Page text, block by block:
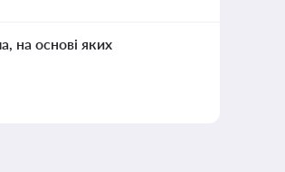
на основі яких